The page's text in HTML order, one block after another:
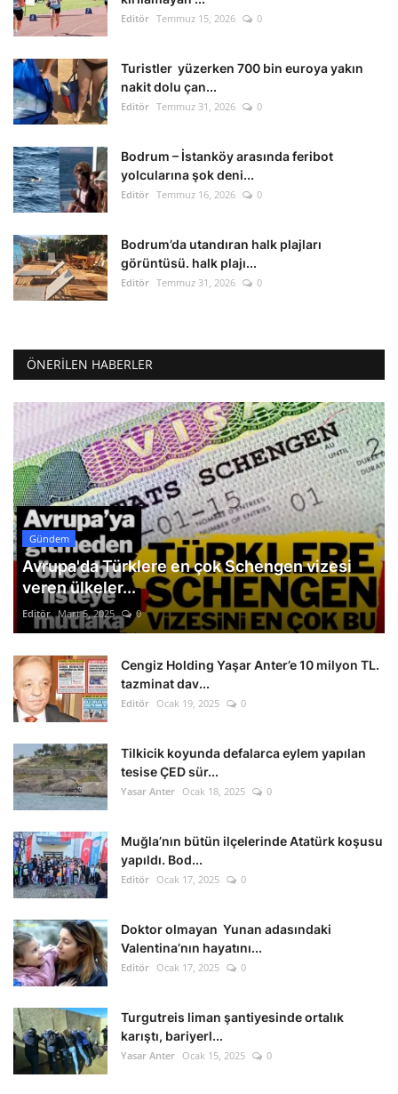
Editör Temmuz 15, 2026 0
Turistler yüzerken 700 bin euroya yakın
nakit dolu çan...
Editör Temmuz 31, 2026 0
Bodrum – İstanköy arasında feribot
yolcularına şok deni...
Editör Temmuz 16, 2026 0
Bodrum’da utandıran halk plajları
görüntüsü. halk plajı...
Editör Temmuz 31, 2026 0
ÖNERILEN HABERLER
Gündem
Avrupa'da Türklere en çok Schengen vizesi
veren ülkeler...
Editör Mart 5, 2025 0
Cengiz Holding Yaşar Anter’e 10 milyon TL.
tazminat dav...
Editör Ocak 19, 2025 0
Tilkicik koyunda defalarca eylem yapılan
tesise ÇED sür...
Yasar Anter Ocak 18, 2025 0
Muğla’nın bütün ilçelerinde Atatürk koşusu
yapıldı. Bod...
Editör Ocak 17, 2025 0
Doktor olmayan Yunan adasındaki
Valentina’nın hayatını...
Editör Ocak 17, 2025 0
Turgutreis liman şantiyesinde ortalık
karıştı, bariyerl...
Yasar Anter Ocak 15, 2025 0